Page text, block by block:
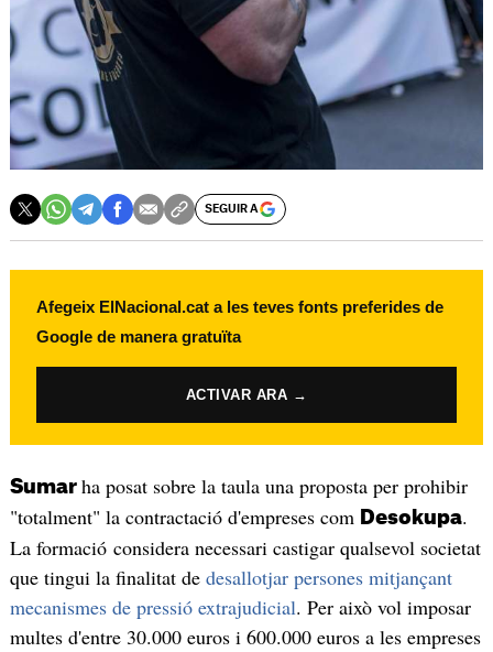
SEGUIR A
Afegeix ElNacional.cat a les teves fonts preferides de
Google de manera gratuïta
ACTIVAR ARA →
Sumar ha posat sobre la taula una proposta per prohibir
"totalment" la contractació d'empreses com Desokupa.
La formació considera necessari castigar qualsevol societat
que tingui la finalitat de desallotjar persones mitjançant
mecanismes de pressió extrajudicial. Per això vol imposar
multes d'entre 30.000 euros i 600.000 euros a les empreses